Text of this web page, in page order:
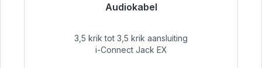
Audiokabel
Klaar voor onmiddellijke verzending, levertijd
€ 51,99
3,5 krik tot 3,5 krik aansluiting
i-Connect Jack EX